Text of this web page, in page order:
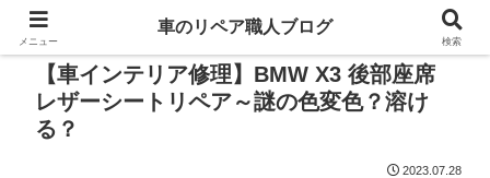
【車インテリア修理】BMW X3 後部座席
レザーシートリペア～謎の色変色？溶け
る？
2023.07.28
メニュー
車のリペア職人ブログ
検索